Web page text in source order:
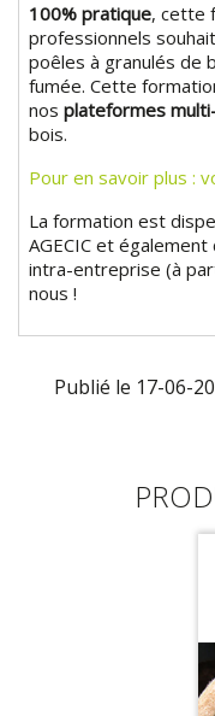
100% pratique, cette
professionnels
poêles à granulés de
fumée. Cette
nosplateformes
bois.
Pour en savoir plus :
La formation est
AGECIC et
intra-entreprise (à
nous !
Publié le 17-06-